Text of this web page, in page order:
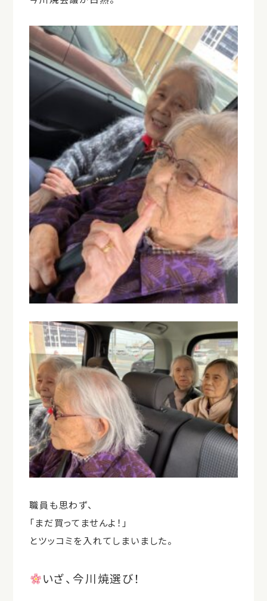
職員も思わず、
「まだ買ってませんよ！」
とツッコミを入れてしまいました。
いざ、今川焼選び！